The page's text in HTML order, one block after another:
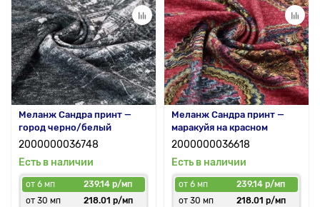
Меланж Сандра принт —
город черно/белый
2000000036748
Есть в наличии
от 6 мп
239.14 р/мп
от 30 мп
218.01 р/мп
Меланж Сандра принт —
маракуйя на красном
2000000036618
Есть в наличии
от 6 мп
239.14 р/мп
от 30 мп
218.01 р/мп